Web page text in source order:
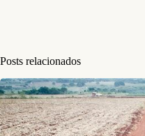
Posts relacionados